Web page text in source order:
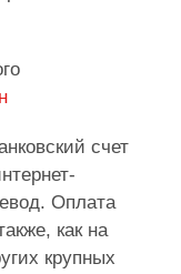
счет
Оплата
как на
крупных